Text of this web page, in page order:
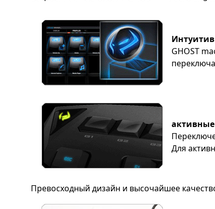
GHOST
Для
Превосходный дизайн и высочайшее